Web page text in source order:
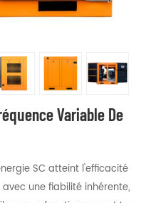
Variable De
SC atteint l'efficacité
une fiabilité inhérente,